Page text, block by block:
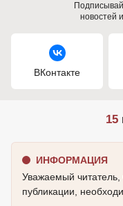
новостей
ВКонтакте
15
ИНФОРМАЦИЯ
Уважаемый читатель,
публикации,